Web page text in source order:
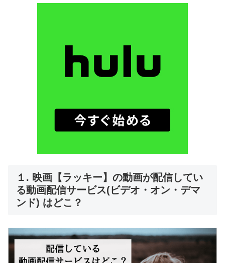
１. 映画【ラッキー】の動画が配信してい
る動画配信サービス(ビデオ・オン・デマ
ンド) はどこ？